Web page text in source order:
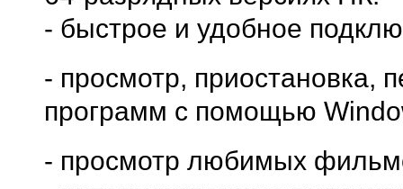
- быстрое и удобное
- просмотр, приостановка,
программ с помощью
- просмотр любимых